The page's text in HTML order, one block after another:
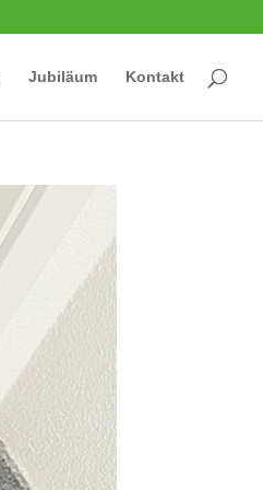
Jubi­läum Kon­takt